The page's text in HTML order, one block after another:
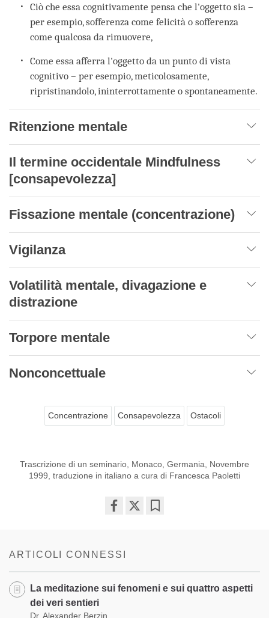
Ciò che essa cognitivamente pensa che l'oggetto sia –
per esempio, sofferenza come felicità o sofferenza
come qualcosa da rimuovere,
Come essa afferra l'oggetto da un punto di vista
cognitivo – per esempio, meticolosamente,
ripristinandolo, ininterrottamente o spontaneamente.
Ritenzione mentale
Il termine occidentale Mindfulness
[consapevolezza]
Fissazione mentale (concentrazione)
Vigilanza
Volatilità mentale, divagazione e
distrazione
Torpore mentale
Nonconcettuale
Concentrazione Consapevolezza Ostacoli
Trascrizione di un seminario, Monaco, Germania, Novembre
1999, traduzione in italiano a cura di Francesca Paoletti
ARTICOLI CONNESSI
La meditazione sui fenomeni e sui quattro aspetti
dei veri sentieri
Dr. Alexander Berzin